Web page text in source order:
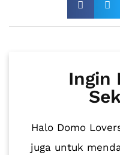
Ingin
Halo Domo
juga untuk